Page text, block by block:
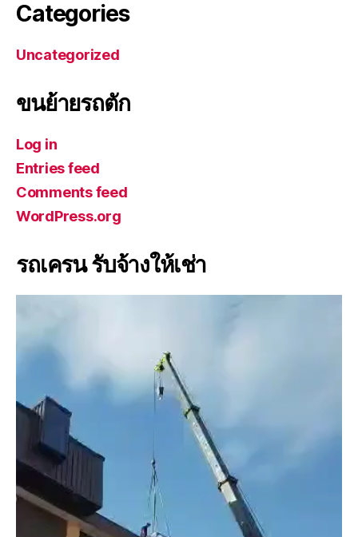
Categories
Uncategorized
ขนย้ายรถตัก
Log in
Entries feed
Comments feed
WordPress.org
รถเครน รับจ้างให้เช่า
l